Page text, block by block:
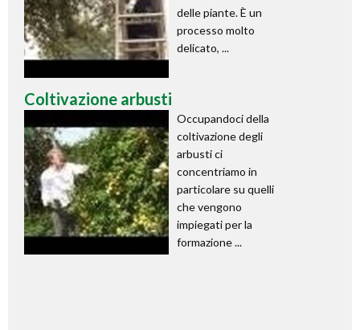
delle piante. È un
processo molto
delicato, ...
Coltivazione arbusti
Occupandoci della
coltivazione degli
arbusti ci
concentriamo in
particolare su quelli
che vengono
impiegati per la
formazione ...